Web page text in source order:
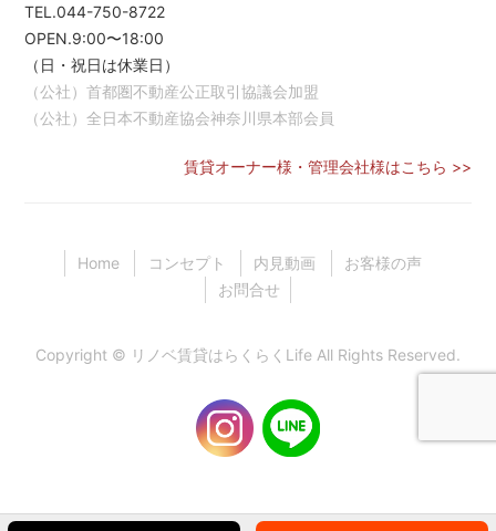
TEL.044-750-8722
OPEN.9:00〜18:00
（日・祝日は休業日）
（公社）首都圏不動産公正取引協議会加盟
（公社）全日本不動産協会神奈川県本部会員
賃貸オーナー様・管理会社様はこちら >>
Home コンセプト 内見動画
お客様の声
お問合せ
Copyright © リノベ賃貸はらくらくLife All Rights Reserved.